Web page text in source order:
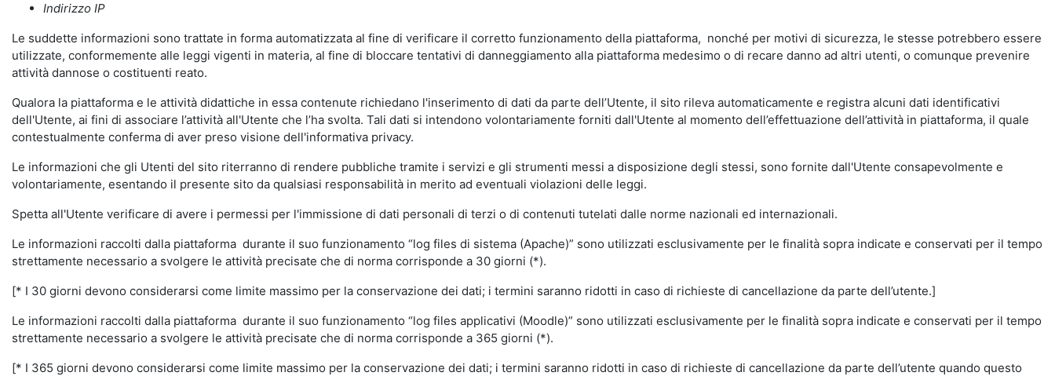
Indirizzo IP
Le suddette informazioni sono trattate in forma automatizzata al fine di verificare il corretto funzionamento della piattaforma, nonché per motivi di sicurezza, le stesse potrebbero essere
utilizzate, conformemente alle leggi vigenti in materia, al fine di bloccare tentativi di danneggiamento alla piattaforma medesimo o di recare danno ad altri utenti, o comunque prevenire
attività dannose o costituenti reato.
Qualora la piattaforma e le attività didattiche in essa contenute richiedano l'inserimento di dati da parte dell’Utente, il sito rileva automaticamente e registra alcuni dati identificativi
dell'Utente, ai fini di associare l’attività all'Utente che l’ha svolta. Tali dati si intendono volontariamente forniti dall'Utente al momento dell’effettuazione dell’attività in piattaforma, il quale
contestualmente conferma di aver preso visione dell'informativa privacy.
Le informazioni che gli Utenti del sito riterranno di rendere pubbliche tramite i servizi e gli strumenti messi a disposizione degli stessi, sono fornite dall'Utente consapevolmente e
volontariamente, esentando il presente sito da qualsiasi responsabilità in merito ad eventuali violazioni delle leggi.
Spetta all'Utente verificare di avere i permessi per l'immissione di dati personali di terzi o di contenuti tutelati dalle norme nazionali ed internazionali.
Le informazioni raccolti dalla piattaforma durante il suo funzionamento “log files di sistema (Apache)” sono utilizzati esclusivamente per le finalità sopra indicate e conservati per il tempo
strettamente necessario a svolgere le attività precisate che di norma corrisponde a 30 giorni (*).
[* I 30 giorni devono considerarsi come limite massimo per la conservazione dei dati; i termini saranno ridotti in caso di richieste di cancellazione da parte dell’utente.]
Le informazioni raccolti dalla piattaforma durante il suo funzionamento “log files applicativi (Moodle)” sono utilizzati esclusivamente per le finalità sopra indicate e conservati per il tempo
strettamente necessario a svolgere le attività precisate che di norma corrisponde a 365 giorni (*).
[* I 365 giorni devono considerarsi come limite massimo per la conservazione dei dati; i termini saranno ridotti in caso di richieste di cancellazione da parte dell’utente quando questo